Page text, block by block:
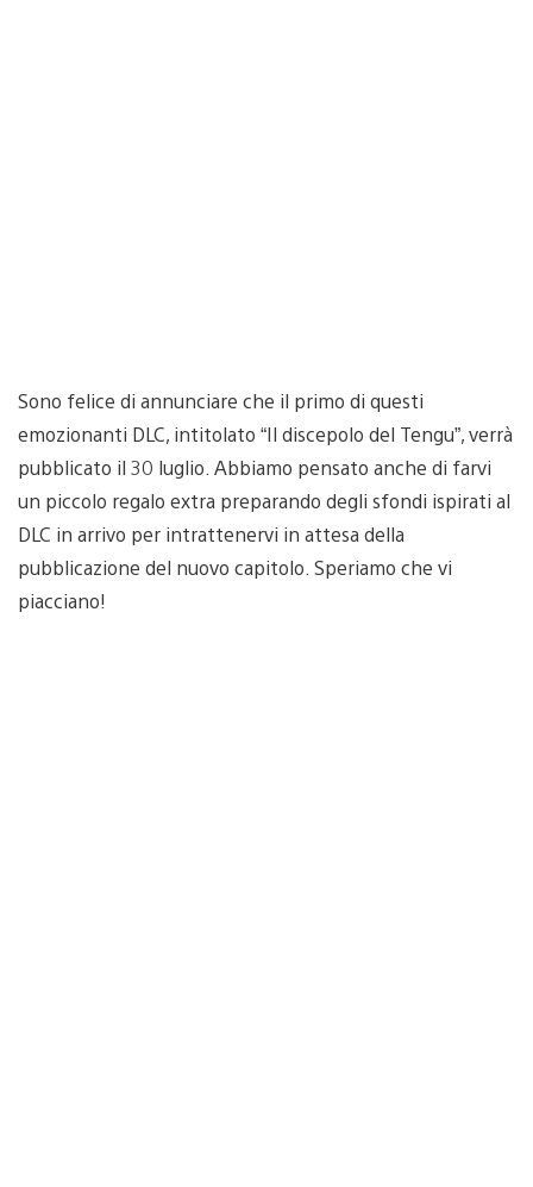
Sono felice di annunciare che il primo di questi
emozionanti DLC, intitolato “Il discepolo del Tengu”, verrà
pubblicato il 30 luglio. Abbiamo pensato anche di farvi
un piccolo regalo extra preparando degli sfondi ispirati al
DLC in arrivo per intrattenervi in attesa della
pubblicazione del nuovo capitolo. Speriamo che vi
piacciano!